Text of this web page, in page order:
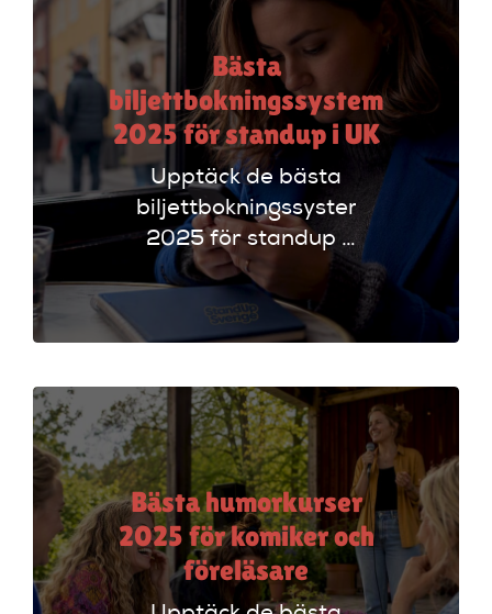
Bästa
biljettbokningssystem
2025 för standup i UK
Upptäck de bästa
biljettbokningssystem
2025 för standup i
UK. Jämför
plattformar som
Ticketmaster och
rätt alternativ!
Bästa humorkurser
2025 för komiker och
föreläsare